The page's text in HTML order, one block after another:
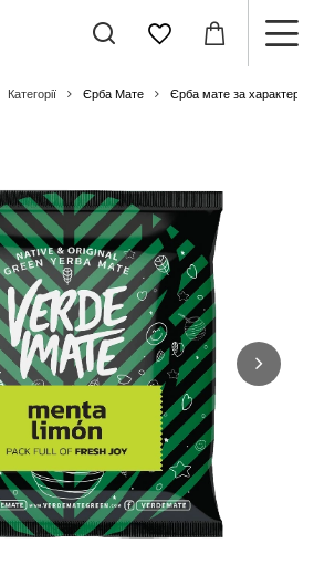
Категорії Єрба Мате Єрба мате за